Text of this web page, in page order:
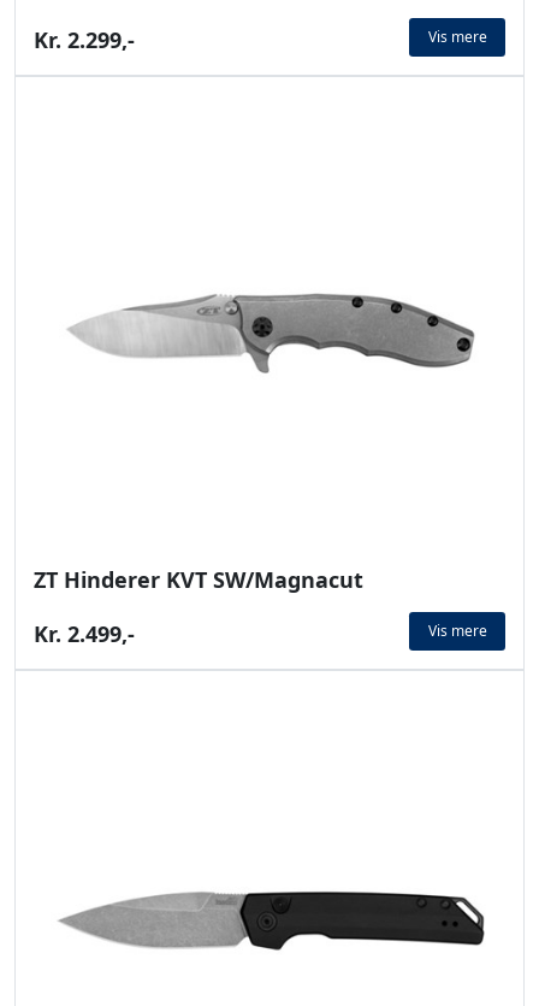
Kr. 2.299,- Vis mere
ZT Hinderer KVT SW/Magnacut
Kr. 2.499,-
Vis mere